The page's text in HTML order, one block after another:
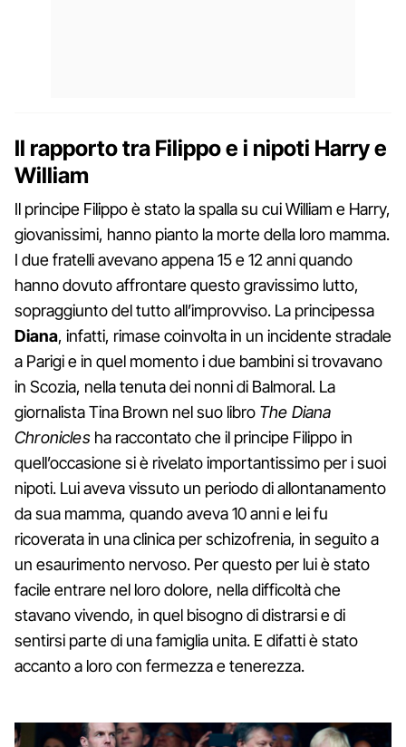
Il rapporto tra Filippo e i nipoti Harry e
William
Il principe Filippo è stato la spalla su cui William e Harry,
giovanissimi, hanno pianto la morte della loro mamma.
I due fratelli avevano appena 15 e 12 anni quando
hanno dovuto affrontare questo gravissimo lutto,
sopraggiunto del tutto all’improvviso. La principessa
Diana, infatti, rimase coinvolta in un incidente stradale
a Parigi e in quel momento i due bambini si trovavano
in Scozia, nella tenuta dei nonni di Balmoral. La
giornalista Tina Brown nel suo libro The Diana
Chroniclesha raccontato che il principe Filippo in
quell’occasione si è rivelato importantissimo per i suoi
nipoti. Lui aveva vissuto un periodo di allontanamento
da sua mamma, quando aveva 10 anni e lei fu
ricoverata in una clinica per schizofrenia, in seguito a
un esaurimento nervoso. Per questo per lui è stato
facile entrare nel loro dolore, nella difficoltà che
stavano vivendo, in quel bisogno di distrarsi e di
sentirsi parte di una famiglia unita. E difatti è stato
accanto a loro con fermezza e tenerezza.